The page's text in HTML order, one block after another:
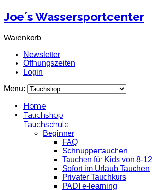
Joe´s Wassersportcenter
Warenkorb
Newsletter
Öffnungszeiten
Login
Menu:
Home
Tauchshop
Tauchschule
Beginner
FAQ
Schnuppertauchen
Tauchen für Kids von 8-12
Sofort im Urlaub Tauchen
Privater Tauchkurs
PADI e-learning